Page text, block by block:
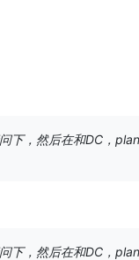
，然后在和DC，
，然后在和DC，